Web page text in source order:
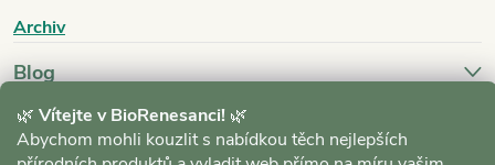
🌿 Vítejte v BioRenesanci! 🌿
Abychom mohli kouzlit s nabídkou těch nejlepších
Archiv
Blog
Archiv